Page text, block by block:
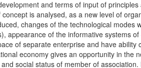
and terms of input of
is analysed, as a new level of
changes of the technological
appearance of the informative systems
of separate enterprise and have
economy gives an opportunity in the
social status of member of